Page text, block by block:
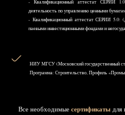
- Квалификационный аттестат СЕРИИ 1.0:
деятельность по управлению ценными
- Квалификационный аттестат СЕРИИ 5.0:
паевыми инвестиционными фондами и
НИУ MГСУ (Московский государственный
Программа: Строительство, Профиль
Все необходимые сертификаты для